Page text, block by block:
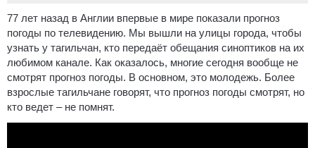
77 лет назад в Англии впервые в мире показали прогноз
погоды по телевидению. Мы вышли на улицы города, чтобы
узнать у тагильчан, кто передаёт обещания синоптиков на их
любимом канале. Как оказалось, многие сегодня вообще не
смотрят прогноз погоды. В основном, это молодежь. Более
взрослые тагильчане говорят, что прогноз погоды смотрят, но
кто ведет – не помнят.